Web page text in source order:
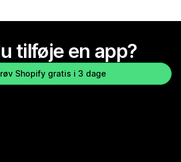
tilføje en app?
Shopify gratis i 3 dage